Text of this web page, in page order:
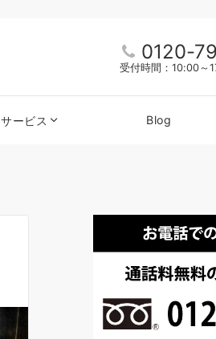
0120-
受付時間：10:00～
サービス Blog